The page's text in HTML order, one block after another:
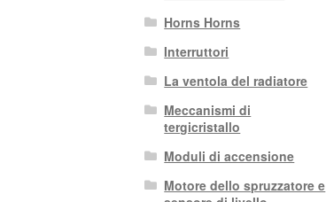
Horns Horns
Interruttori
La ventola del radiatore
Meccanismi di
tergicristallo
Moduli di accensione
Motore dello spruzzatore e